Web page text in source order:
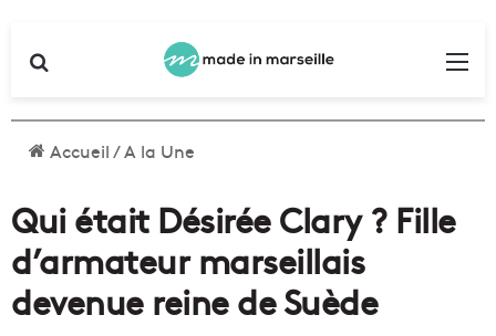
Accueil/A la Une
Qui était Désirée Clary ? Fille
d’armateur marseillais
devenue reine de Suède